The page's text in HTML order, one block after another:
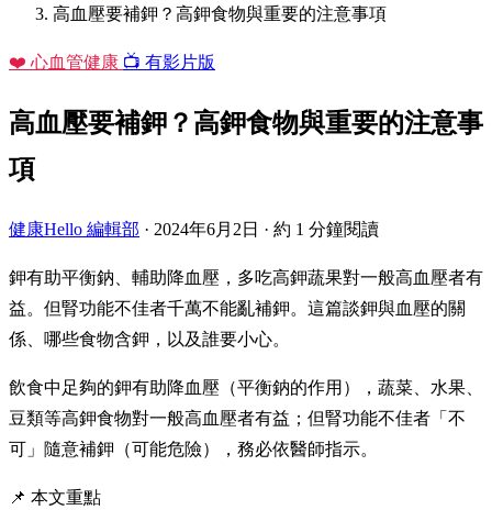
高血壓要補鉀？高鉀食物與重要的注意事項
❤️ 心血管健康 📺 有影片版
高血壓要補鉀？高鉀食物與重要的注意事
項
健康Hello 編輯部 · 2024年6月2日 · 約 1 分鐘閱讀
鉀有助平衡鈉、輔助降血壓，多吃高鉀蔬果對一般高血壓者有
益。但腎功能不佳者千萬不能亂補鉀。這篇談鉀與血壓的關
係、哪些食物含鉀，以及誰要小心。
飲食中足夠的鉀有助降血壓（平衡鈉的作用），蔬菜、水果、
豆類等高鉀食物對一般高血壓者有益；但腎功能不佳者「不
可」隨意補鉀（可能危險），務必依醫師指示。
📌 本文重點